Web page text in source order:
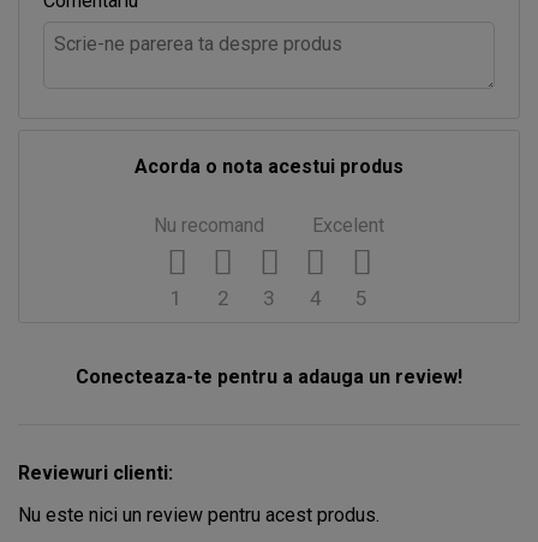
Acorda o nota acestui produs
Nu recomand Excelent
5
4
3
2
1
Conecteaza-te pentru a adauga un review!
Reviewuri clienti:
Nu este nici un review pentru acest produs.